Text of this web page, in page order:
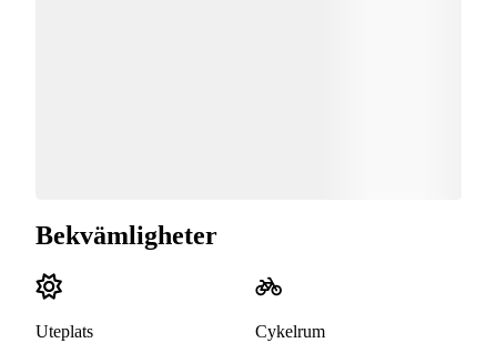
Bekvämligheter
Uteplats Cykelrum